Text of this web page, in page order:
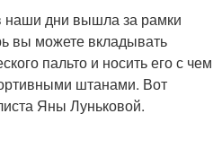
наши дни вышла за рамки
вы можете вкладывать
пальто и носить его с чем
штанами. Вот
Яны Луньковой.